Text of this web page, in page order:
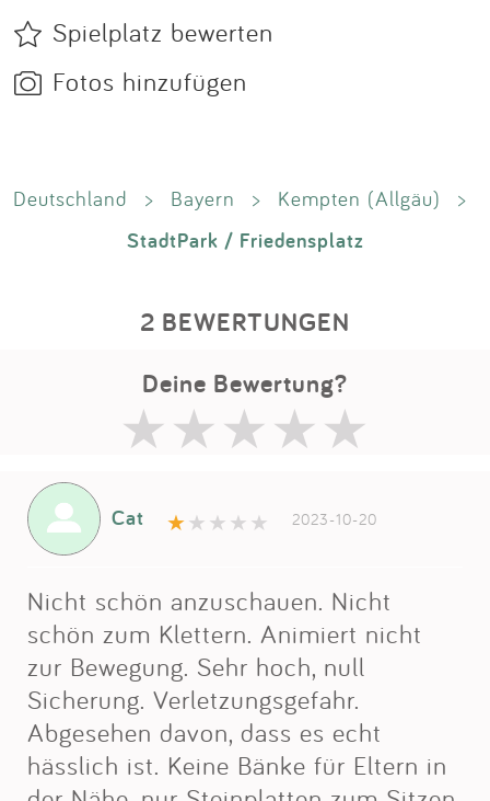
Spielplatz bewerten
Fotos hinzufügen
Deutschland > Bayern > Kempten (Allgäu) >
StadtPark / Friedensplatz
2 BEWERTUNGEN
Deine Bewertung?
Cat 2023-10-20
Nicht schön anzuschauen. Nicht
schön zum Klettern. Animiert nicht
zur Bewegung. Sehr hoch, null
Sicherung. Verletzungsgefahr.
Abgesehen davon, dass es echt
hässlich ist. Keine Bänke für Eltern in